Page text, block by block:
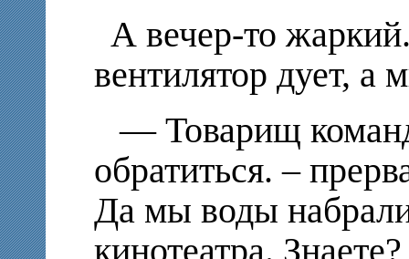
А вечер-то
вентилятор дует, а
— Товарищ
обратиться. –
Да мы воды
кинотеатра.